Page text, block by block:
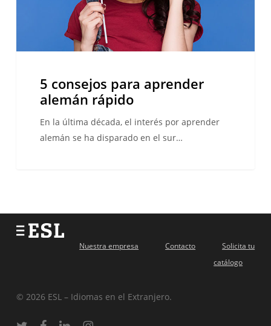
5 consejos para aprender
alemán rápido
En la última década, el interés por aprender
alemán se ha disparado en el sur…
Nuestra empresa Contacto
Solicita tu
catálogo
© 2026 ESL – Idiomas en el Extranjero.